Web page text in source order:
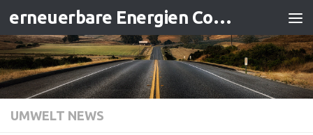
Zum Inhalt springen erneuerbare Energien Contracting
UMWELT NEWS